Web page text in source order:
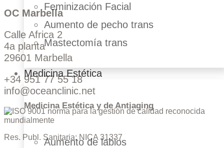
Feminización Facial
Aumento de pecho trans
Mastectomía trans
Medicina Estética
Medicina Estética y de Antiaging
Aumento de labios
OC Marbella
Calle Africa 2
4a planta
29601 Marbella
+34 951 77 55 18
info@oceanclinic.net
Res. Publ. Sanitaria: NICA 31337